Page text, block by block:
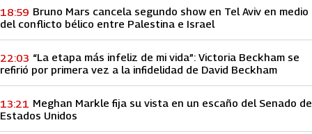
Bruno Mars cancela segundo show en Tel Aviv en medio
del conflicto bélico entre Palestina e Israel
18:59
“La etapa más infeliz de mi vida”: Victoria Beckham se
refirió por primera vez a la infidelidad de David Beckham
22:03
Meghan Markle fija su vista en un escaño del Senado de
Estados Unidos
13:21